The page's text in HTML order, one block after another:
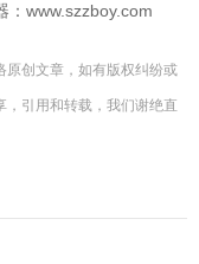
：www.szzboy.com
原创文章，如有版权纠纷或
引用和转载，我们谢绝直